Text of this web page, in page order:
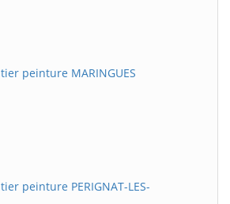
peinture MARINGUES
peinture PERIGNAT-LES-